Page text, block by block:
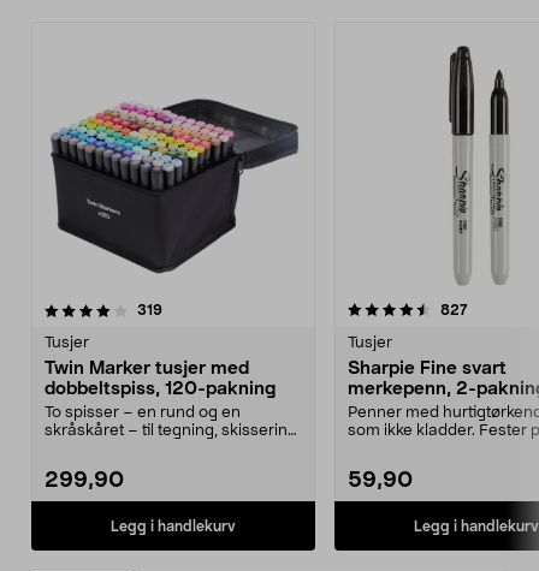
319anmeldelser
Tusjer
Twin Marker tusjer med
dobbeltspiss, 120-pakning
To spisser – en rund og en
skråskåret – til tegning, skissering
299,90
Legg i handlekurv
4.5 av 5 stjerner 827
Tusjer
Sharpie Fine svart
merkepenn, 2-
Penner med
som ikke kladder. Fester
59,90
Legg i handlekurv
4.5 av 5 stjerner